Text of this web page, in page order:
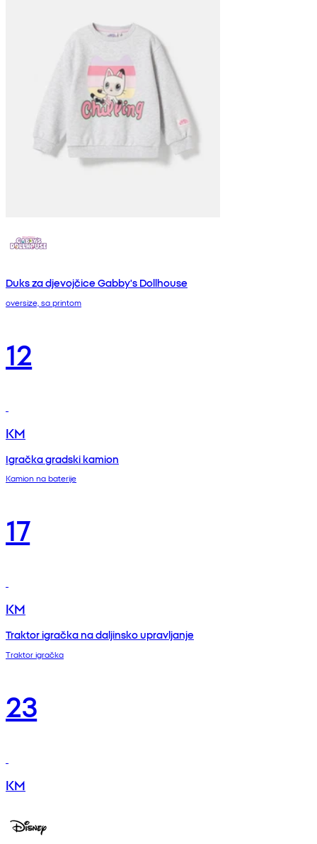
Duks za djevojčice Gabby's Dollhouse
oversize, sa printom
12
KM
Igračka gradski kamion
Kamion na baterije
17
KM
Traktor igračka na daljinsko upravljanje
Traktor igračka
23
KM